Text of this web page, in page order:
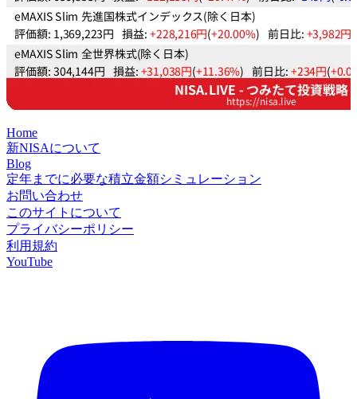
Home
新NISAについて
Blog
定年までに必要な積立金額シミュレーション
お問い合わせ
このサイトについて
プライバシーポリシー
利用規約
YouTube